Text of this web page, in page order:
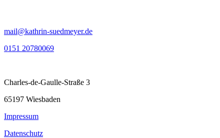
mail@kathrin-suedmeyer.de
0151 20780069
Charles-de-Gaulle-Straße 3
65197 Wiesbaden
Impressum
Datenschutz